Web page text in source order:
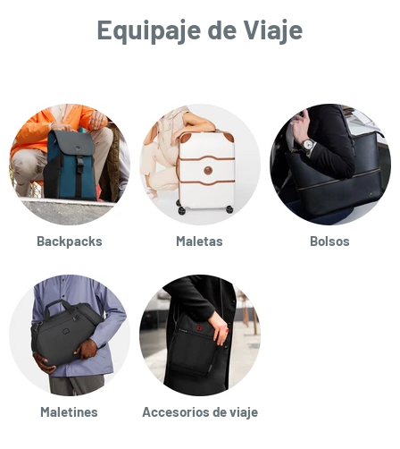
Equipaje de Viaje
Backpacks Maletas Bolsos
Maletines Accesorios de viaje